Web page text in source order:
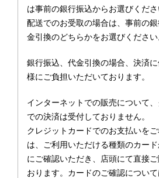
は事前の銀行振込からお選びくださ
配送でのお受取の場合は、事前の
金引換のどちらかをお選びください
銀行振込、代金引換の場合、決済
様にご負担いただいております。
インターネットでの販売について
での決済は受付しておりません。
クレジットカードでのお支払いを
は、ご利用いただける種類のカー
にご確認いただき、店頭にて直接
おります。カードのご確認につい